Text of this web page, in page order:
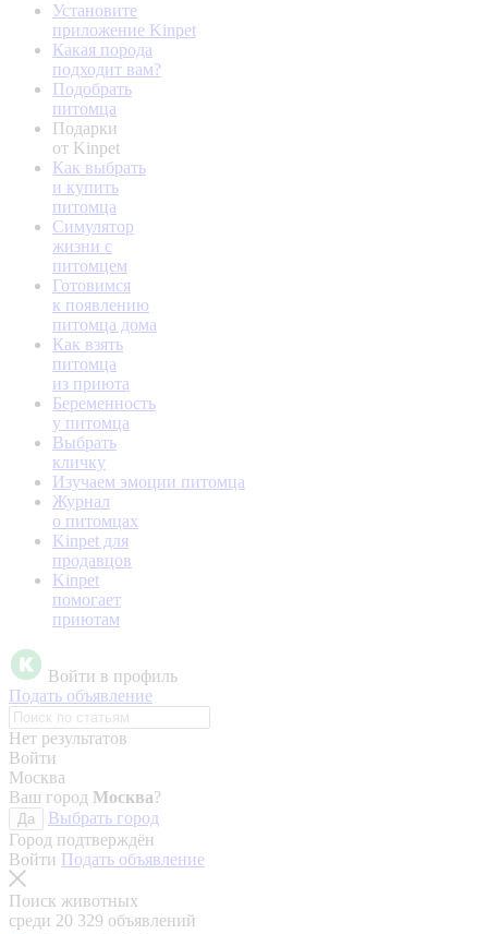
Установите
приложение Kinpet
Какая порода
подходит вам?
Подобрать
питомца
Подарки
от Kinpet
Как выбрать
и купить
питомца
Симулятор
жизни с
питомцем
Готовимся
к появлению
питомца дома
Как взять
питомца
из приюта
Беременность
у питомца
Выбрать
кличку
Изучаем эмоции питомца
Журнал
о питомцах
Kinpet для
продавцов
Kinpet
помогает
приютам
Войти в профиль
Подать объявление
Нет результатов
Войти
Москва
Ваш город Москва?
Да
Выбрать город
Город подтверждён
Войти Подать объявление
Поиск животных
среди 20 329 объявлений